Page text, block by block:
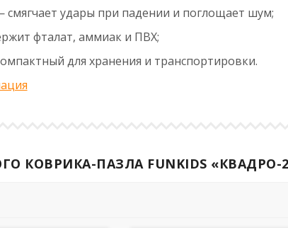
смягчает удары при падении и поглощает шум;
фталат, аммиак и ПВХ;
для хранения и транспортировки.
КОВРИКА-ПАЗЛА FUNKIDS «КВАДРО-